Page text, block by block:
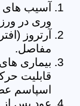
آسیب های
وری در
آرتروز
مفاصل.
بیماری
قابلیت
اسپاسم
عود پس